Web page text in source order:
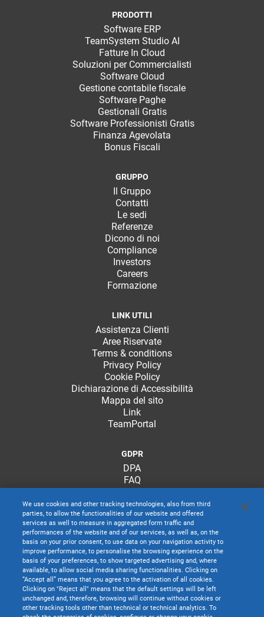
PRODOTTI
Software ERP
TeamSystem Studio AI
Fatture In Cloud
Soluzioni per Commercialisti
Software Cloud
Gestione contabile fiscale
Software Paghe
Gestionali Gratis
Software Professionisti Gratis
Finanza Agevolata
Bonus Fiscali
GRUPPO
Il Gruppo
Contatti
Le sedi
Referenze
Dicono di noi
Compliance
Investors
Careers
Formazione
LINK UTILI
Assistenza Clienti
Aree Riservate
Terms & conditions
Privacy Policy
Cookie Policy
Dichiarazione di Accessibilità
Mappa del sito
Link
TeamPortal
GDPR
DPA
FAQ
We use cookies and other tracking technologies, also from third
parties, to allow the functionalities of our website and offered
services as well to measure in aggregated form traffic and
performances of the website and of our services, as well as, on the
basis on your prior consent, to use data on your navigation activity to
improve performance, to personalise the browsing experience on the
basis of your preferences, to show targeted advertising and, where
available, to allow social media sharing functionalities. Clicking on
“Accept all” means that you agree to the activation of all cookies.
Clicking on "Reject all" means that the default settings will be left
unchanged and, therefore, browsing will continue without cookies or
other tracking tools other than technical or technical analytics. To